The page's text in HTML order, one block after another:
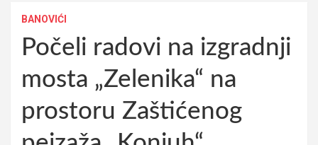
BANOVIĆI
Počeli radovi na izgradnji
mosta „Zelenika“ na
prostoru Zaštićenog